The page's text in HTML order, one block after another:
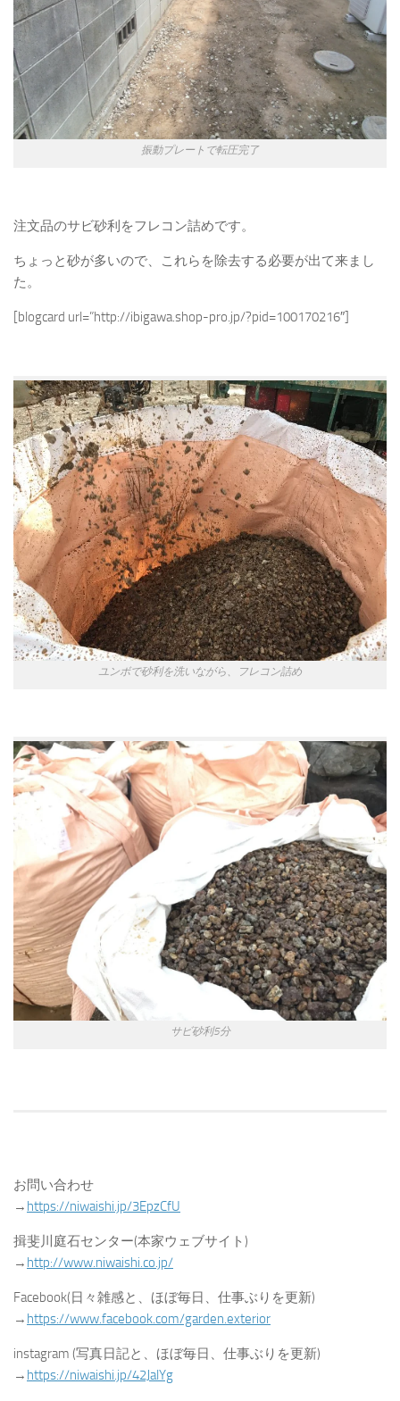
振動プレートで転圧完了
注文品のサビ砂利をフレコン詰めです。
ちょっと砂が多いので、これらを除去する必要が出て来まし
た。
[blogcard url=”http://ibigawa.shop-pro.jp/?pid=100170216″]
ユンボで砂利を洗いながら、フレコン詰め
サビ砂利5分
お問い合わせ
→ https://niwaishi.jp/3EpzCfU
揖斐川庭石センター(本家ウェブサイト)
→ http://www.niwaishi.co.jp/
Facebook(日々雑感と、ほぼ毎日、仕事ぶりを更新)
→ https://www.facebook.com/garden.exterior
instagram (写真日記と、ほぼ毎日、仕事ぶりを更新)
→ https://niwaishi.jp/42JalYg